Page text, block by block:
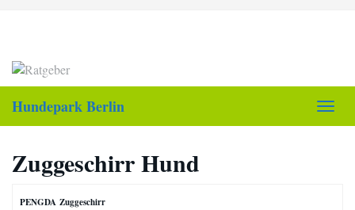
content
Hundepark Berlin
Zuggeschirr Hund
PENGDA Zuggeschirr